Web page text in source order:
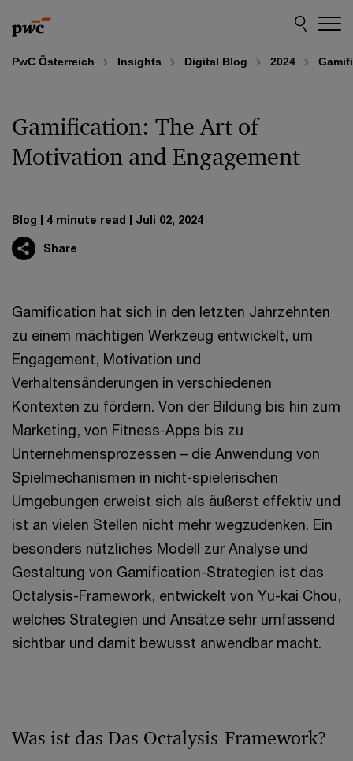
to
content
to
footer
PwC Österreich Insights Digital Blog 2024
Gamification: The Art of
Motivation and Engagement
Blog 4 minute read Juli 02, 2024
Share
Gamification hat sich in den letzten Jahrzehnten
zu einem mächtigen Werkzeug entwickelt, um
Engagement, Motivation und
Verhaltensänderungen in verschiedenen
Kontexten zu fördern. Von der Bildung bis hin zum
Marketing, von Fitness-Apps bis zu
Unternehmensprozessen – die Anwendung von
Spielmechanismen in nicht-spielerischen
Umgebungen erweist sich als äußerst effektiv und
ist an vielen Stellen nicht mehr wegzudenken. Ein
besonders nützliches Modell zur Analyse und
Gestaltung von Gamification-Strategien ist das
Octalysis-Framework, entwickelt von Yu-kai Chou,
welches Strategien und Ansätze sehr umfassend
sichtbar und damit bewusst anwendbar macht.
Was ist das Das Octalysis-Framework?